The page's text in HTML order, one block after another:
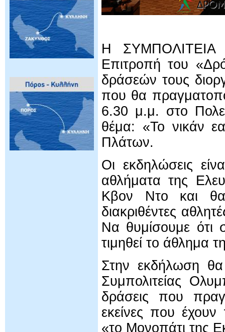
Η ΣΥΜΠΟΛΙΤΕΙΑ
Επιτροπή του
δράσεών τους
που θα
6.30 μ.μ. στο
θέμα: «Το νικάν
Πλάτων.
Οι εκδηλώσεις
αθλήματα της
Κβον Ντο και θα
διακριθέντες
Να θυμίσουμε ότι
τιμηθεί το άθλημα
Στην εκδήλωση
Συμπολιτείας
δράσεις που
εκείνες που
«το Μονοπάτι της